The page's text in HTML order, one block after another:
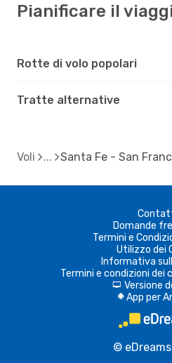
Pianificare il
Rotte di volo popolari
Tratte alternative
Voli Santa Fe - San
Domande
Termini e
Utilizzo dei
Informativa
Termini e condizioni dei
d Versione
A App per
©